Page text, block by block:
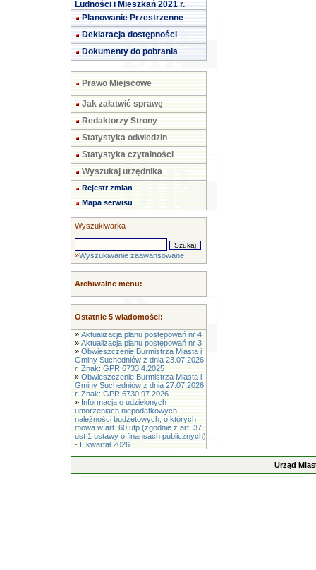
Ludności i Mieszkań 2021 r.
Planowanie Przestrzenne
Deklaracja dostępności
Dokumenty do pobrania
Prawo Miejscowe
Jak załatwić sprawę
Redaktorzy Strony
Statystyka odwiedzin
Statystyka czytalności
Wyszukaj urzędnika
Rejestr zmian
Mapa serwisu
Wyszukiwarka
»Wyszukiwanie zaawansowane
Archiwalne menu:
Ostatnie 5 wiadomości:
» Aktualizacja planu postępowań nr 4
» Aktualizacja planu postępowań nr 3
» Obwieszczenie Burmistrza Miasta i
Gminy Suchedniów z dnia 23.07.2026
r. Znak: GPR.6733.4.2025
» Obwieszczenie Burmistrza Miasta i
Gminy Suchedniów z dnia 27.07.2026
r. Znak: GPR.6730.97.2026
» Informacja o udzielonych
umorzeniach niepodatkowych
należności budżetowych, o których
mowa w art. 60 ufp (zgodnie z art. 37
ust 1 ustawy o finansach publicznych)
- II kwartał 2026
Urząd